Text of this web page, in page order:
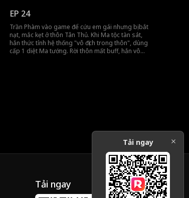
EP 24
Trần Phàm vào game để cứu em gái nhưng bị bắt
nạt, mắc kẹt ở thôn Tân Thủ. Khi Ma tộc tàn sát,
hắn thức tỉnh hệ thống "vô địch trong thôn", dùng
cấp 1 diệt Ma tướng. Rời thôn mất buff, hắn vô
Tải ngay
Tải ngay